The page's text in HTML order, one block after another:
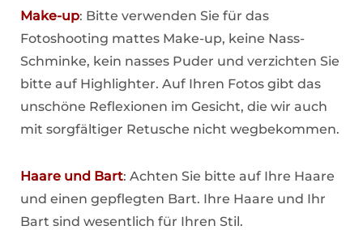
Make-up: Bitte verwenden Sie für das
Fotoshooting mattes Make-up, keine Nass-
Schminke, kein nasses Puder und verzichten Sie
bitte auf Highlighter. Auf Ihren Fotos gibt das
unschöne Reflexionen im Gesicht, die wir auch
mit sorgfältiger Retusche nicht wegbekommen.
Haare und Bart: Achten Sie bitte auf Ihre Haare
und einen gepflegten Bart. Ihre Haare und Ihr
Bart sind wesentlich für Ihren Stil.